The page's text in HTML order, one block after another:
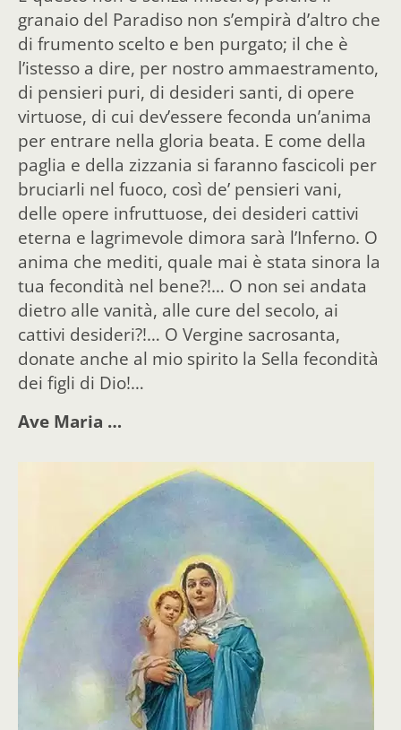
granaio del Paradiso non s’empirà d’altro che
di frumento scelto e ben purgato; il che è
l’istesso a dire, per nostro ammaestramento,
di pensieri puri, di desideri santi, di opere
virtuose, di cui dev’essere feconda un’anima
per entrare nella gloria beata. E come della
paglia e della zizzania si faranno fascicoli per
bruciarli nel fuoco, così de’ pensieri vani,
delle opere infruttuose, dei desideri cattivi
eterna e lagrimevole dimora sarà l’Inferno. O
anima che mediti, quale mai è stata sinora la
tua fecondità nel bene?!… O non sei andata
dietro alle vanità, alle cure del secolo, ai
cattivi desideri?!… O Vergine sacrosanta,
donate anche al mio spirito la Sella fecondità
dei figli di Dio!…
Ave Maria …